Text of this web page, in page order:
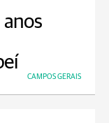
CAMPOS GERAIS